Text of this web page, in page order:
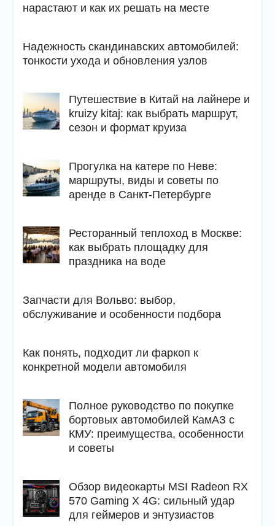
нарастают и как их решать на месте
Надежность скандинавских автомобилей:
тонкости ухода и обновления узлов
Путешествие в Китай на лайнере и
kruizy kitaj: как выбрать маршрут,
сезон и формат круиза
Прогулка на катере по Неве:
маршруты, виды и советы по
аренде в Санкт-Петербурге
Ресторанный теплоход в Москве:
как выбрать площадку для
праздника на воде
Запчасти для Вольво: выбор,
обслуживание и особенности подбора
Как понять, подходит ли фаркоп к
конкретной модели автомобиля
Полное руководство по покупке
бортовых автомобилей КамАЗ с
КМУ: преимущества, особенности
и советы
Обзор видеокарты MSI Radeon RX
570 Gaming X 4G: сильный удар
для геймеров и энтузиастов